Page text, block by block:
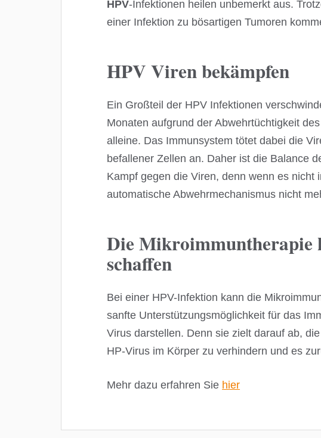
HPV-Infektionen heilen unbemerkt aus.
einer Infektion zu bösartigen Tumoren
HPV Viren bekämpfen
Ein Großteil der HPV Infektionen
Monaten aufgrund der Abwehrtüchtigkeit
alleine. Das Immunsystem tötet dabei die
befallener Zellen an. Daher ist die Balance
Kampf gegen die Viren, denn wenn es nicht
automatische Abwehrmechanismus nicht
Die Mikroimmuntherapie
schaffen
Bei einer HPV-Infektion kann die
sanfte Unterstützungsmöglichkeit für das
Virus darstellen. Denn sie zielt darauf ab,
HP-Virus im Körper zu verhindern und es
Mehr dazu erfahren Sie hier